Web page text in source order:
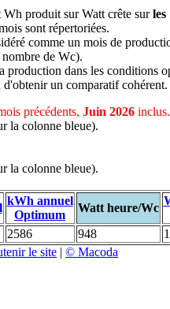
Wh produit sur Watt crête surles
sont répertoriées.
comme un mois de
de Wc).
dans les conditions
un comparatif cohérent.
précédents, Juin 2026inclus.
la colonne bleue).
la colonne bleue).
kWh annuel
Optimum
Watt heure/Wc
2586 948
le site | © Macoda